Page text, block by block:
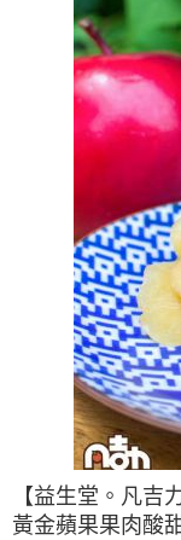
【益生堂。凡吉
黃金蘋果果肉酸